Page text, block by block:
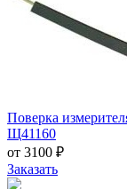
Поверка
Щ41160
от 3100 ₽
Заказать